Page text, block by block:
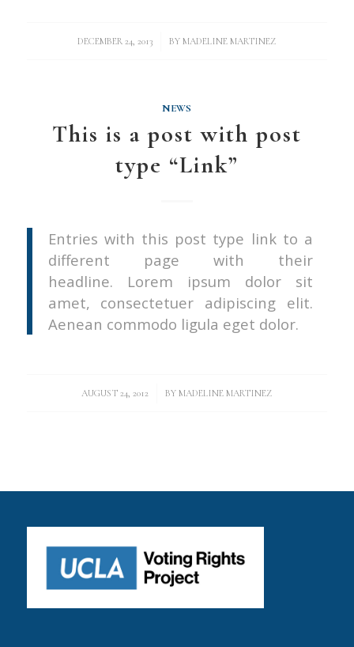
DECEMBER 24, 2013
/ BYMADELINE MARTINEZ
NEWS
This is a post with post
type “Link”
Entries with this post type link to a
different page with their
headline. Lorem ipsum dolor sit
amet, consectetuer adipiscing elit.
Aenean commodo ligula eget dolor.
AUGUST 24, 2012
/ BYMADELINE MARTINEZ